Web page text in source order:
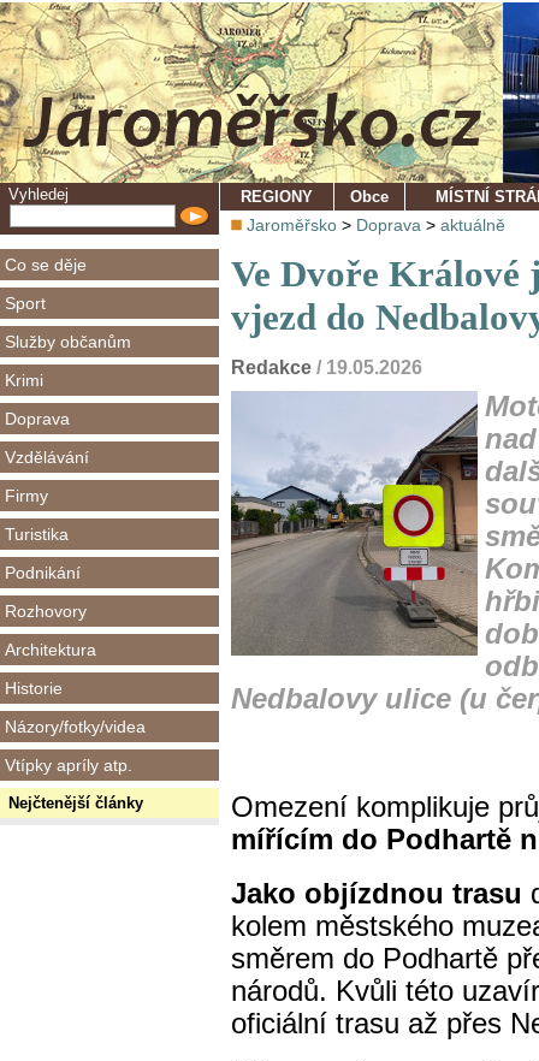
Vyhledej
Co se děje
Sport
Služby občanům
Krimi
Doprava
Vzdělávání
Firmy
Turistika
Podnikání
Rozhovory
Architektura
Historie
Názory/fotky/videa
Vtípky apríly atp.
Nejčtenější články
REGIONY Obce MÍSTNÍ
Jaroměřsko > Doprava > aktuálně
Ve Dvoře Králové
vjezd do
Redakce / 19.05.2026
Nedbalovy ulice (u
Omezení komplikuje
mířícím do Podhartě
Jako objízdnou trasu
kolem městského
směrem do Podhartě
národů. Kvůli této
oficiální trasu až přes